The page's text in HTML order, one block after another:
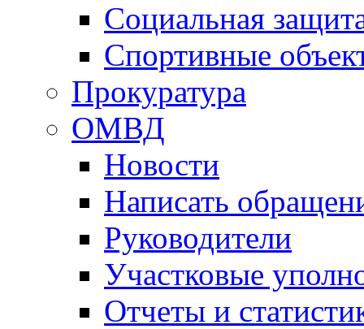
Социальная
Спортивные
Прокуратура
ОМВД
Новости
Написать
Руководители
Участковые
Отчеты и